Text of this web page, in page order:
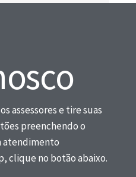
assessores e tire suas
preenchendo o
atendimento
clique no botão abaixo.